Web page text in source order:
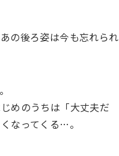
の後ろ姿は今も忘れられ
めのうちは「大丈夫だ
なってくる…。